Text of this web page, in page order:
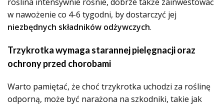
w nawożenie co 4-6 tygodni, by dostarczyć jej
niezbędnych składników odżywczych.
Trzykrotka wymaga starannej pielęgnacji oraz
ochrony przed chorobami
Warto pamiętać, że choć trzykrotka uchodzi za roślinę
odporną, może być narażona na szkodniki, takie jak